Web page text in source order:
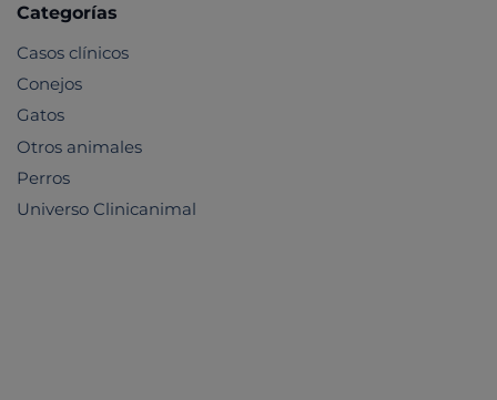
Categorías
Casos clínicos
Conejos
Gatos
Otros animales
Perros
Universo Clinicanimal